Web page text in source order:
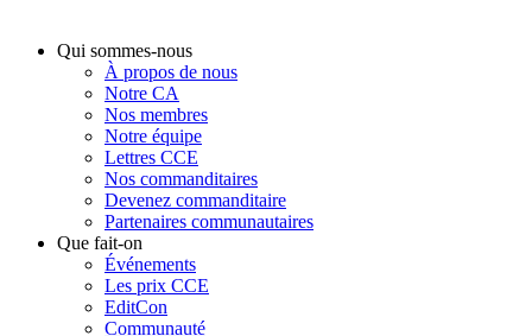
Qui sommes-nous
À propos de nous
Notre CA
Nos membres
Notre équipe
Lettres CCE
Nos commanditaires
Devenez commanditaire
Partenaires communautaires
Que fait-on
Événements
Les prix CCE
EditCon
Communauté